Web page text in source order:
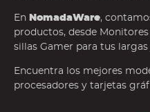
En NomadaWare,
productos, desde
sillas Gamer para tus
Encuentra los mejores
procesadores y tarjetas